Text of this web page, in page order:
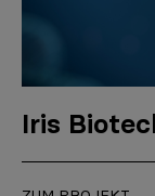
Iris